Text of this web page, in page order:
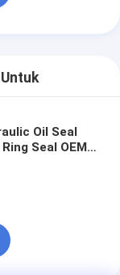
Oil Seal
Seal OEM